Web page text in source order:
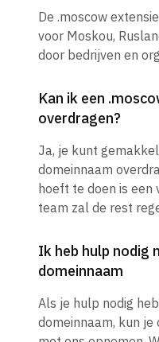
De .moscow
voor Moskou,
door bedrijven en
Kan ik een
overdragen?
Ja, je kunt
domeinnaam
hoeft te doen is een
team zal de rest
Ik heb hulp nodig
domeinnaam
Als je hulp nodig
domeinnaam, kun